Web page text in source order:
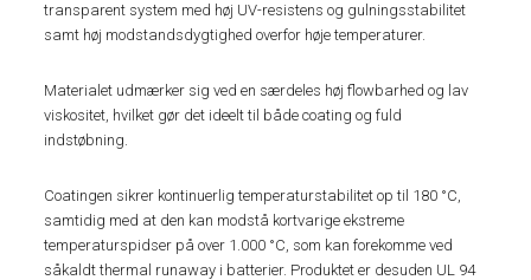
transparent system med høj UV-resistens og gulningsstabilitet
samt høj modstandsdygtighed overfor høje temperaturer.
Materialet udmærker sig ved en særdeles høj flowbarhed og lav
viskositet, hvilket gør det ideelt til både coating og fuld
indstøbning.
Coatingen sikrer kontinuerlig temperaturstabilitet op til 180 °C,
samtidig med at den kan modstå kortvarige ekstreme
temperaturspidser på over 1.000 °C, som kan forekomme ved
såkaldt thermal runaway i batterier. Produktet er desuden UL 94